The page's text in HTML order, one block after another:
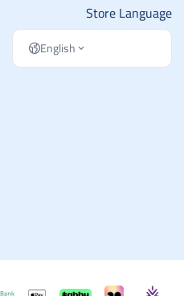
Store Language
English